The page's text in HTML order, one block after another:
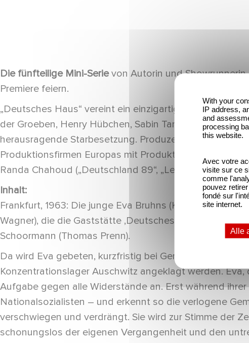
Die fünfteilige Mini-Serievon Autorin und Showrunnerin
Premiere feiern.
„Deutsches Haus“ vereint ein einzigartiges
der Groeben, Henry Hübchen, Sabin Tambrea, Aaron
herausragende Starbesetzung. Produzentin der
Produktionsfirmen Europas mit Produktionen wie
Randa Chahoud („Deutschland 89“, „Legal Affairs“);
Inhalt:
Frankfurt, 1963: Die junge Eva Bruhns (Katharina
Wagner), die die Gaststätte ‚Deutsches Haus’
Schoormann (Thomas Prenn).
Da wird Eva gebeten, kurzfristig bei Gericht zu
Konzentrationslager Auschwitz angeklagt werden.
Aufgabe gegen alle Widerstände an. Erst während
Nationalsozialisten – und erkennt so die verlogene
verschwiegen und verdrängt. Sie wird zur Stimme der
schonungslos der eigenen Vergangenheit und den
With your
IP address,
and
processing
this website.
Avec votre
visite sur ce
comme
pouvez
fondé sur
site internet.
Alle